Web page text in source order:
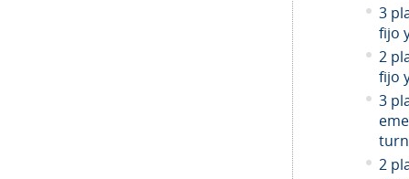
3
fijo
2
fijo
3
2